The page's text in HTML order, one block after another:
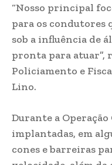
“Nosso principal
para os
sob a influência de
pronta para atuar”,
Policiamento e
Lino.
Durante a
implantadas, em
cones e barreiras